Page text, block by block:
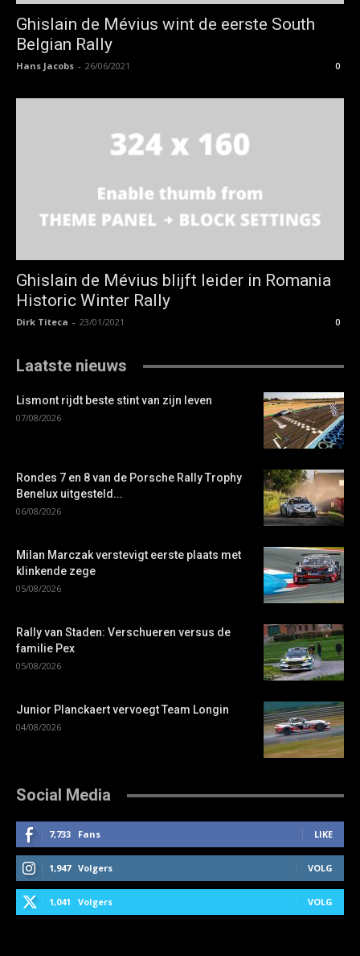
Ghislain de Mévius wint de eerste South
Belgian Rally
Hans Jacobs - 26/06/2021 0
Ghislain de Mévius blijft leider in Romania
Historic Winter Rally
Dirk Titeca - 23/01/2021 0
Laatste nieuws
Lismont rijdt beste stint van zijn leven
07/08/2026
Rondes 7 en 8 van de Porsche Rally Trophy
Benelux uitgesteld...
06/08/2026
Milan Marczak verstevigt eerste plaats met
klinkende zege
05/08/2026
Rally van Staden: Verschueren versus de
familie Pex
05/08/2026
Junior Planckaert vervoegt Team Longin
04/08/2026
Social Media
7,733 Fans LIKE
1,947 Volgers VOLG
1,041 Volgers VOLG